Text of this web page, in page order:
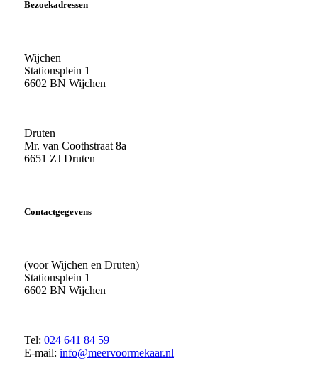
Bezoekadressen
Wijchen
Stationsplein 1
6602 BN Wijchen
Druten
Mr. van Coothstraat 8a
6651 ZJ Druten
Contactgegevens
(voor Wijchen en Druten)
Stationsplein 1
6602 BN Wijchen
Tel: 024 641 84 59
E-mail: info@meervoormekaar.nl